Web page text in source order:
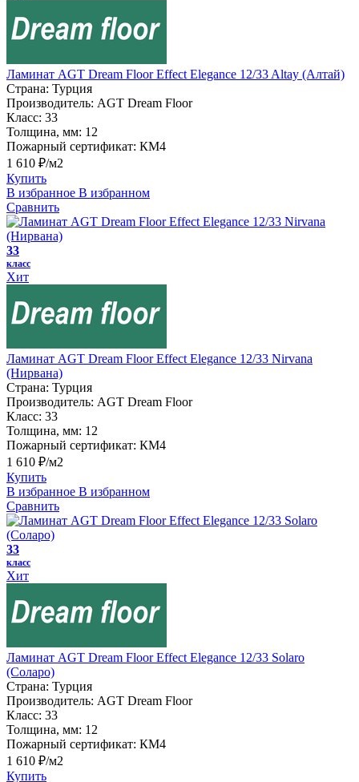
Ламинат AGT Dream Floor Effect Elegance 12/33 Altay (Алтай)
Страна: Турция
Производитель: AGT Dream Floor
Класс: 33
Толщина, мм: 12
Пожарный сертификат: КМ4
1 610 ₽/м2
Купить
В избранное В избранном
Сравнить
33
класс
Хит
Ламинат AGT Dream Floor Effect Elegance 12/33 Nirvana
(Нирвана)
Страна: Турция
Производитель: AGT Dream Floor
Класс: 33
Толщина, мм: 12
Пожарный сертификат: КМ4
1 610 ₽/м2
Купить
В избранное В избранном
Сравнить
33
класс
Хит
Ламинат AGT Dream Floor Effect Elegance 12/33 Solaro
(Соларо)
Страна: Турция
Производитель: AGT Dream Floor
Класс: 33
Толщина, мм: 12
Пожарный сертификат: КМ4
1 610 ₽/м2
Купить